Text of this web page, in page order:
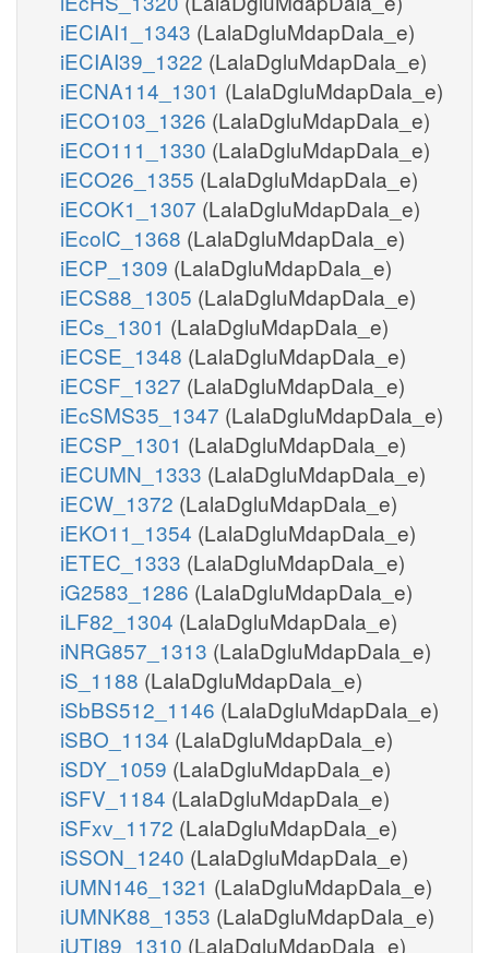
iECIAI1_1343 (LalaDgluMdapDala_e)
iECIAI39_1322 (LalaDgluMdapDala_e)
iECNA114_1301 (LalaDgluMdapDala_e)
iECO103_1326 (LalaDgluMdapDala_e)
iECO111_1330 (LalaDgluMdapDala_e)
iECO26_1355 (LalaDgluMdapDala_e)
iECOK1_1307 (LalaDgluMdapDala_e)
iEcolC_1368 (LalaDgluMdapDala_e)
iECP_1309 (LalaDgluMdapDala_e)
iECS88_1305 (LalaDgluMdapDala_e)
iECs_1301 (LalaDgluMdapDala_e)
iECSE_1348 (LalaDgluMdapDala_e)
iECSF_1327 (LalaDgluMdapDala_e)
iEcSMS35_1347 (LalaDgluMdapDala_e)
iECSP_1301 (LalaDgluMdapDala_e)
iECUMN_1333 (LalaDgluMdapDala_e)
iECW_1372 (LalaDgluMdapDala_e)
iEKO11_1354 (LalaDgluMdapDala_e)
iETEC_1333 (LalaDgluMdapDala_e)
iG2583_1286 (LalaDgluMdapDala_e)
iLF82_1304 (LalaDgluMdapDala_e)
iNRG857_1313 (LalaDgluMdapDala_e)
iS_1188 (LalaDgluMdapDala_e)
iSbBS512_1146 (LalaDgluMdapDala_e)
iSBO_1134 (LalaDgluMdapDala_e)
iSDY_1059 (LalaDgluMdapDala_e)
iSFV_1184 (LalaDgluMdapDala_e)
iSFxv_1172 (LalaDgluMdapDala_e)
iSSON_1240 (LalaDgluMdapDala_e)
iUMN146_1321 (LalaDgluMdapDala_e)
iUMNK88_1353 (LalaDgluMdapDala_e)
iUTI89_1310 (LalaDgluMdapDala_e)